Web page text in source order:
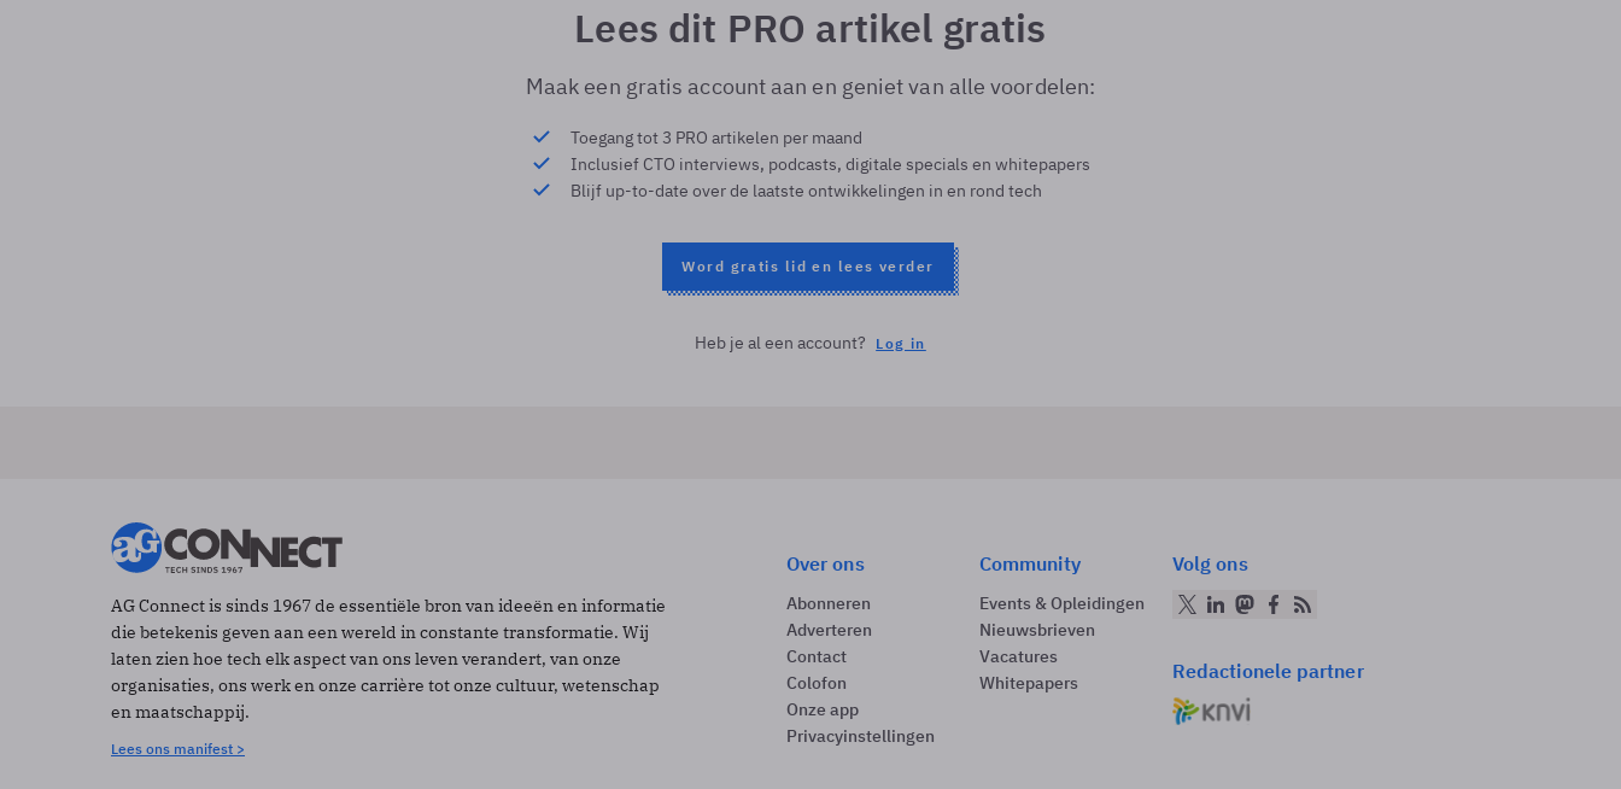
Lees dit PRO artikel gratis
Maak een gratis account aan en geniet van alle voordelen:
Toegang tot 3 PRO artikelen per maand
Inclusief CTO interviews, podcasts, digitale specials en whitepapers
Blijf up-to-date over de laatste ontwikkelingen in en rond tech
Word gratis lid en lees verder
Heb je al een account? Log in
AG Connect is sinds 1967 de essentiële bron van ideeën en informatie
die betekenis geven aan een wereld in constante transformatie. Wij
laten zien hoe tech elk aspect van ons leven verandert, van onze
organisaties, ons werk en onze carrière tot onze cultuur, wetenschap
en maatschappij.
Lees ons manifest >
Over ons
Abonneren
Adverteren
Contact
Colofon
Onze app
Privacyinstellingen
Community
Events & Opleidingen
Nieuwsbrieven
Vacatures
Whitepapers
Volg ons
Redactionele partner